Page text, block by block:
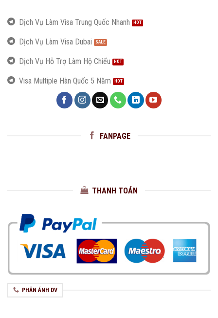
Dịch Vụ Làm Visa Trung Quốc Nhanh
Dịch Vụ Làm Visa Dubai
Dịch Vụ Hỗ Trợ Làm Hộ Chiếu
Visa Multiple Hàn Quốc 5 Năm
FANPAGE
THANH TOÁN
PHẢN ÁNH DV